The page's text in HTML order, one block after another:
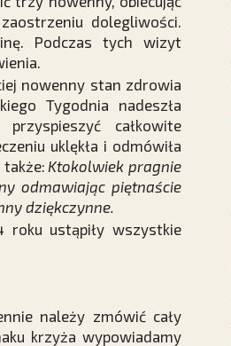
dolegliwości.
Podczas tych wizyt
nowenny stan zdrowia
Tygodnia nadeszła
całkowite
uklękła i odmówiła
także: Ktokolwiek pragnie
odmawiając piętnaście
dziękczynne.
roku ustąpiły wszystkie
należy zmówić cały
krzyża wypowiadamy